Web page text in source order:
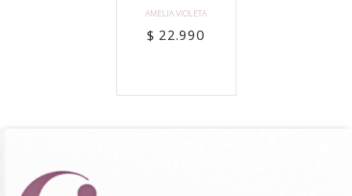
AMELIA VIOLETA
$ 22.990